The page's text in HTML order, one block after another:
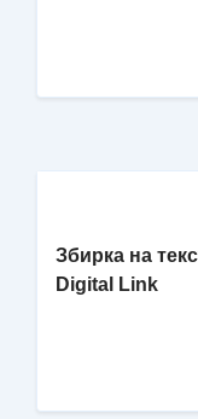
Збирка на
Digital Link